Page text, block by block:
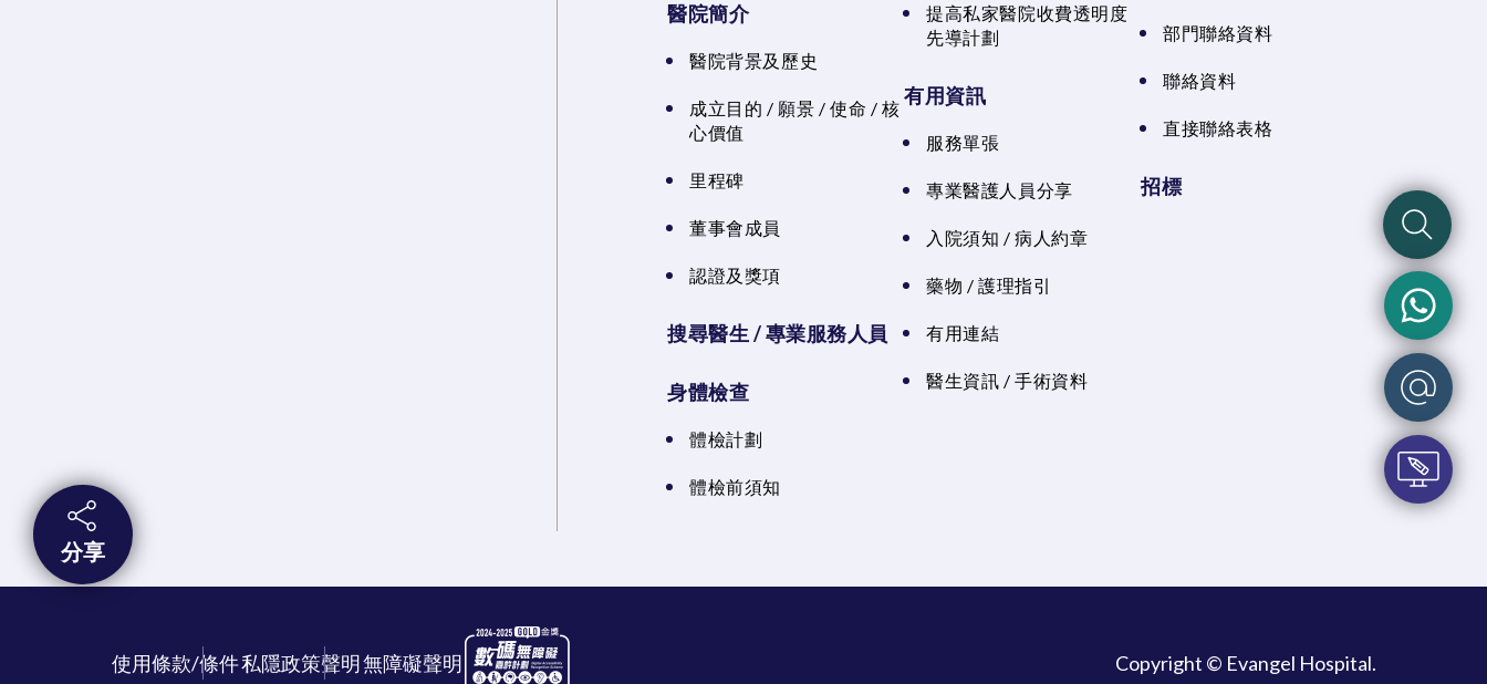
醫院簡介
醫院背景及歷史
成立目的 / 願景 / 使命 / 核
心價值
里程碑
董事會成員
認證及獎項
搜尋醫生 / 專業服務人員
身體檢查
體檢計劃
體檢前須知
提高私家醫院收費透明度
先導計劃
有用資訊
服務單張
專業醫護人員分享
入院須知 / 病人約章
藥物 / 護理指引
有用連結
醫生資訊 / 手術資料
部門聯絡資料
聯絡資料
直接聯絡表格
招標
使用條款/條件私隱政策聲明無障礙聲明 Copyright © Evangel Hospital.
分享